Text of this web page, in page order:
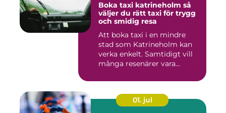
Boka taxi katrineholm så
väljer du rätt taxi för trygg
och smidig resa
Att boka taxi i en mindre
stad som Katrineholm kan
verka enkelt. Samtidigt vill
många resenärer vara...
01. jul